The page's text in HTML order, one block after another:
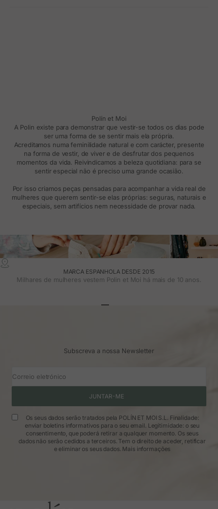
Polín et Moi
A Polin existe para demonstrar que vestir-se todos os dias pode
ser uma forma de se sentir mais ela própria.
Acreditamos numa feminilidade natural e com carácter, presente
na forma de vestir, de viver e de desfrutar dos pequenos
momentos da vida. Reivindicamos a beleza quotidiana: para se
sentir especial não é preciso uma grande ocasião.
Por isso criamos peças pensadas para acompanhar a vida real de
mulheres que querem sentir-se elas próprias: seguras, naturais e
especiais, sem artifícios nem necessidade de provar nada.
MARCA ESPANHOLA DESDE 2015
Milhares de mulheres vestem Polin et Moi há mais de 10 anos.
Subscreva a nossa Newsletter
Correio eletrónico
JUNTAR-ME
Os seus dados serão tratados pela POLÍN ET MOI S.L. Finalidade:
enviar boletins informativos para o seu email. Legitimidade: o seu
consentimento, que poderá retirar a qualquer momento. Os seus
dados não serão cedidos a terceiros. Tem o direito de aceder, retificar
e eliminar os seus dados. Mais informações